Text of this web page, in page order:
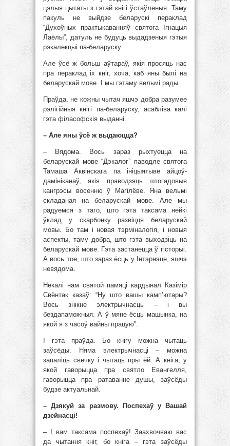
цэлыя цытаты з гэтай кнігі ўстаўленыя. Таму
пакуль не выйдзе беларускі пераклад
“Духоўных практыкаванняў святога Ігнацыя
Лаёлы”, датуль не будуць выдадзеныя гэтыя
рэкалекцыі па-беларуску.
Але ўсё ж больш аўтараў, якія просяць нас
пра пераклад іх кніг, хоча, каб яны былі на
беларускай мове. І мы гэтаму вельмі рады.
Праўда, не кожны чытач яшчэ добра разумее
рэлігійныя кнігі па-беларуску, асабліва калі
гэта філасофскія выданні.
– Але яны ўсё ж выдаюцца?
– Вядома. Вось зараз рыхтуецца на
беларускай мове “Дэкалог” паводле святога
Тамаша Аквінскага па ініцыятыве айцоў-
дамініканаў, якія праводзяць штогадовыя
кангрэсы восенню ў Магілёве. Яна вельмі
складаная на беларускай мове. Але мы
радуемся з таго, што гэта таксама нейкі
ўклад у скарбонку развіцця беларускай
мовы. Бо там і новая тэрміналогія, і новыя
аспекты, таму добра, што гэта выходзіць на
беларускай мове. Гэта застанецца ў гісторыі.
А вось тое, што зараз ёсць у Інтэрнэце, яшчэ
невядома.
Некалі нам святой памяці кардынал Казімір
Свёнтак казаў: “Ну што вашы камп’ютары?
Вось знікне электрычнасць – і вы
бездапаможныя. А ў мяне ёсць машынка, на
якой я з часоў вайны працую”.
І гэта праўда. Бо кнігу можна чытаць
заўсёды. Няма электрычнасці – можна
запаліць свечку і чытаць пры ёй. А кніга, у
якой гаворыцца пра святло Евангелля,
гаворыцца пра ратаванне душы, заўсёды
будзе актуальнай.
– Дзякуй за размову. Поспехаў у Вашай
дзейнасці!
– І вам таксама поспехаў! Заахвочваю вас
да чытання кніг, бо кніга – гэта заўсёды